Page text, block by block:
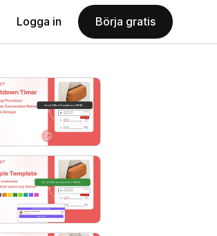
Logga in Börja gratis